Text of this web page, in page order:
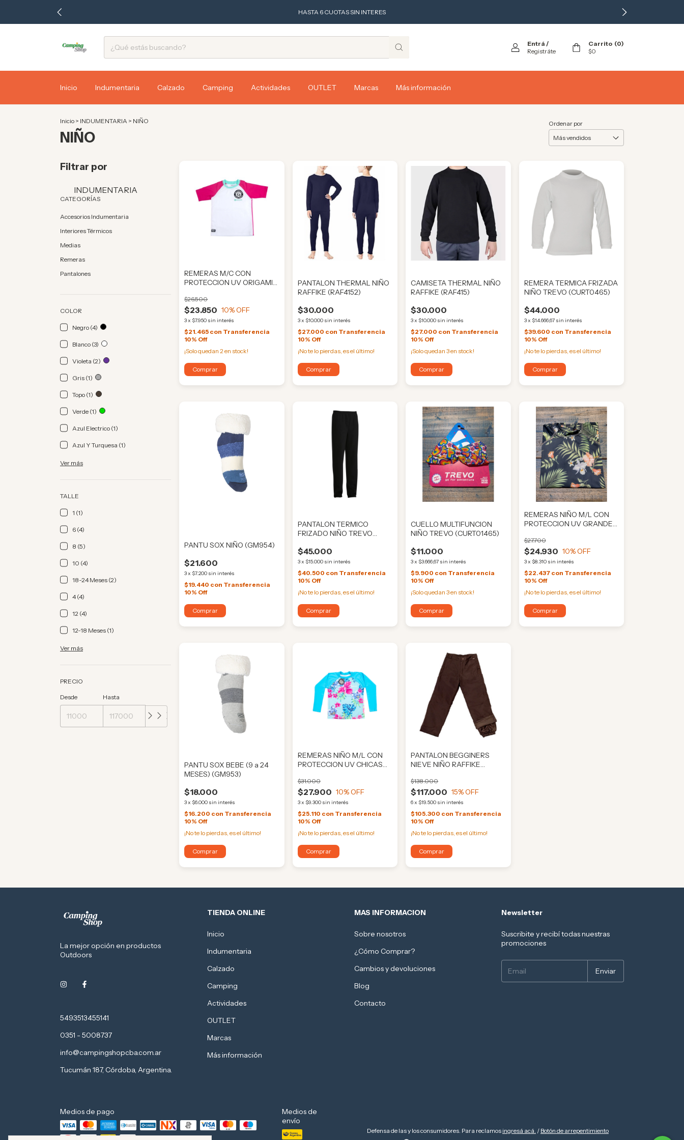
HASTA 6 CUOTAS SIN INTERES
Entrá /
Registráte
Carrito (0)
$0
Inicio Indumentaria Calzado Camping Actividades OUTLET Marcas Más información
Inicio > INDUMENTARIA > NIÑO
NIÑO
Ordenar por
Filtrar por
INDUMENTARIA
CATEGORÍAS
Accesorios Indumentaria
Interiores Térmicos
Medias
Remeras
Pantalones
COLOR
Negro (4)
Blanco (3)
Violeta (2)
Gris (1)
Topo (1)
Verde (1)
Azul Electrico (1)
Azul Y Turquesa (1)
Ver más
TALLE
1 (1)
6 (4)
8 (5)
10 (4)
18-24 Meses (2)
4 (4)
12 (4)
12-18 Meses (1)
Ver más
PRECIO
Desde Hasta
REMERAS M/C CON
PROTECCION UV ORIGAMI
$23.850
$26.500
10% OFF
3x $7.950 sin interés
$21.465 con Transferencia
10% Off
¡Solo quedan2en stock!
Comprar
PANTALON THERMAL NIÑO
RAFFIKE (RAF4152)
$30.000
3x $10.000 sin interés
$27.000 con Transferencia
10% Off
¡No te lo pierdas, es el último!
Comprar
CAMISETA THERMAL NIÑO
RAFFIKE (RAF415)
$30.000
3x $10.000 sin interés
$27.000 con Transferencia
10% Off
¡Solo quedan3en stock!
Comprar
REMERA TERMICA FRIZADA
NIÑO TREVO (CURT0465)
$44.000
3x $14.666,67 sin interés
$39.600 con Transferencia
10% Off
¡No te lo pierdas, es el último!
Comprar
PANTU SOX NIÑO (GM954)
$21.600
3x $7.200 sin interés
$19.440 con Transferencia
10% Off
Comprar
PANTALON TERMICO
FRIZADO NIÑO TREVO
$45.000
3x $15.000 sin interés
$40.500 con Transferencia
10% Off
¡No te lo pierdas, es el último!
Comprar
CUELLO MULTIFUNCION
NIÑO TREVO (CURT01465)
$11.000
3x $3.666,67 sin interés
$9.900 con Transferencia
10% Off
¡Solo quedan3en stock!
Comprar
REMERAS NIÑO M/L CON
PROTECCION UV GRANDES
$24.930
$27.700
10% OFF
3x $8.310 sin interés
$22.437 con Transferencia
10% Off
¡No te lo pierdas, es el último!
Comprar
PANTU SOX BEBE (9 a 24
MESES) (GM953)
$18.000
3x $6.000 sin interés
$16.200 con Transferencia
10% Off
¡No te lo pierdas, es el último!
Comprar
REMERAS NIÑO M/L CON
PROTECCION UV CHICAS
$27.900
$31.000
10% OFF
3x $9.300 sin interés
$25.110 con Transferencia
10% Off
¡No te lo pierdas, es el último!
Comprar
PANTALON BEGGINERS
NIEVE NIÑO RAFFIKE
$117.000
$138.000
15% OFF
6x $19.500 sin interés
$105.300 con Transferencia
10% Off
¡No te lo pierdas, es el último!
Comprar
La mejor opción en productos
Outdoors
5493513455141
0351 - 5008737
info@campingshopcba.com.ar
Tucumán 187, Córdoba, Argentina.
TIENDA ONLINE
Inicio
Indumentaria
Calzado
Camping
Actividades
OUTLET
Marcas
Más información
MAS INFORMACION
Sobre nosotros
¿Cómo Comprar?
Cambios y devoluciones
Blog
Contacto
Newsletter
Suscribite y recibí todas nuestras
promociones
Medios de pago
Medios de
envío
Defensa de las y los consumidores. Para reclamos ingresá acá. / Botón de arrepentimiento